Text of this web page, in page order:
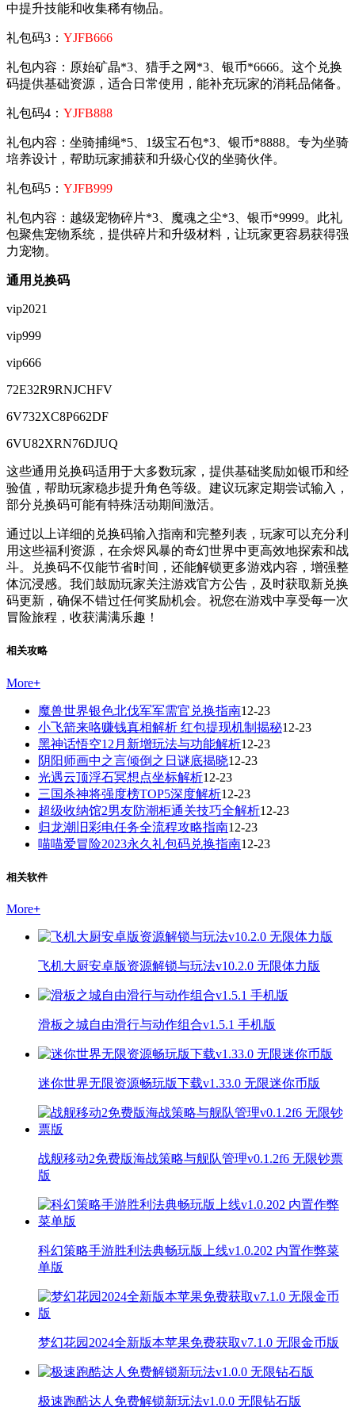
中提升技能和收集稀有物品。
礼包码3： YJFB666
礼包内容：原始矿晶*3、猎手之网*3、银币*6666。这个兑换
码提供基础资源，适合日常使用，能补充玩家的消耗品储备。
礼包码4： YJFB888
礼包内容：坐骑捕绳*5、1级宝石包*3、银币*8888。专为坐骑
培养设计，帮助玩家捕获和升级心仪的坐骑伙伴。
礼包码5： YJFB999
礼包内容：越级宠物碎片*3、魔魂之尘*3、银币*9999。此礼
包聚焦宠物系统，提供碎片和升级材料，让玩家更容易获得强
力宠物。
通用兑换码
vip2021
vip999
vip666
72E32R9RNJCHFV
6V732XC8P662DF
6VU82XRN76DJUQ
这些通用兑换码适用于大多数玩家，提供基础奖励如银币和经
验值，帮助玩家稳步提升角色等级。建议玩家定期尝试输入，
部分兑换码可能有特殊活动期间激活。
通过以上详细的兑换码输入指南和完整列表，玩家可以充分利
用这些福利资源，在余烬风暴的奇幻世界中更高效地探索和战
斗。兑换码不仅能节省时间，还能解锁更多游戏内容，增强整
体沉浸感。我们鼓励玩家关注游戏官方公告，及时获取新兑换
码更新，确保不错过任何奖励机会。祝您在游戏中享受每一次
冒险旅程，收获满满乐趣！
相关攻略
More+
魔兽世界银色北伐军军需官兑换指南12-23
小飞箭来咯赚钱真相解析 红包提现机制揭秘12-23
黑神话悟空12月新增玩法与功能解析12-23
阴阳师画中之言倾倒之日谜底揭晓12-23
光遇云顶浮石冥想点坐标解析12-23
三国杀神将强度榜TOP5深度解析12-23
超级收纳馆2男友防潮柜通关技巧全解析12-23
归龙潮旧彩电任务全流程攻略指南12-23
喵喵爱冒险2023永久礼包码兑换指南12-23
相关软件
More+
飞机大厨安卓版资源解锁与玩法v10.2.0 无限体力版
滑板之城自由滑行与动作组合v1.5.1 手机版
迷你世界无限资源畅玩版下载v1.33.0 无限迷你币版
战舰移动2免费版海战策略与舰队管理v0.1.2f6 无限钞票
版
科幻策略手游胜利法典畅玩版上线v1.0.202 内置作弊菜
单版
梦幻花园2024全新版本苹果免费获取v7.1.0 无限金币版
极速跑酷达人免费解锁新玩法v1.0.0 无限钻石版